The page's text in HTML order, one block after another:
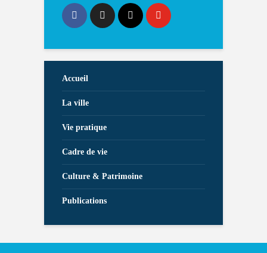
Accueil
La ville
Vie pratique
Cadre de vie
Culture & Patrimoine
Publications